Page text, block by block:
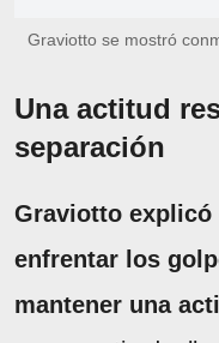
Graviotto se mostró
Una actitud
separación
Graviotto explicó
enfrentar los
mantener una